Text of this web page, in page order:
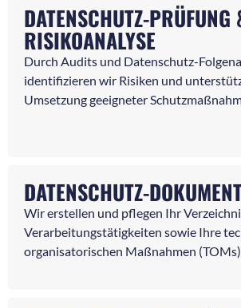
DATENSCHUTZ-PRÜFUNG
RISIKOANALYSE
Durch Audits und Datenschutz-
identifizieren wir Risiken und
Umsetzung geeigneter
DATENSCHUTZ-
Wir erstellen und pflegen Ihr
Verarbeitungstätigkeiten sowie Ihre
organisatorischen Maßnahmen (TOMs)